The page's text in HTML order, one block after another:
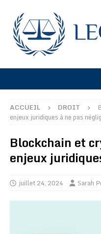
ACCUEIL DROIT
enjeux juridiques à ne pas
Blockchain et
enjeux
juillet 24, 2024 Sarah